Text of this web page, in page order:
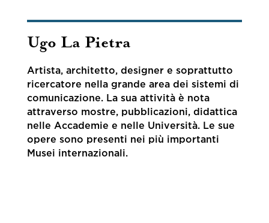
Ugo La Pietra
Artista, architetto, designer e soprattutto
ricercatore nella grande area dei sistemi di
comunicazione. La sua attività è nota
attraverso mostre, pubblicazioni, didattica
nelle Accademie e nelle Università. Le sue
opere sono presenti nei più importanti
Musei internazionali.